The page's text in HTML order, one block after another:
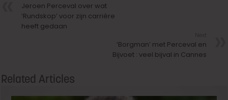
Jeroen Perceval over wat
‘Rundskop’ voor zijn carrière
heeft gedaan
‘Borgman’ met Perceval en
Bijvoet : veel bijval in Cannes
Related Articles